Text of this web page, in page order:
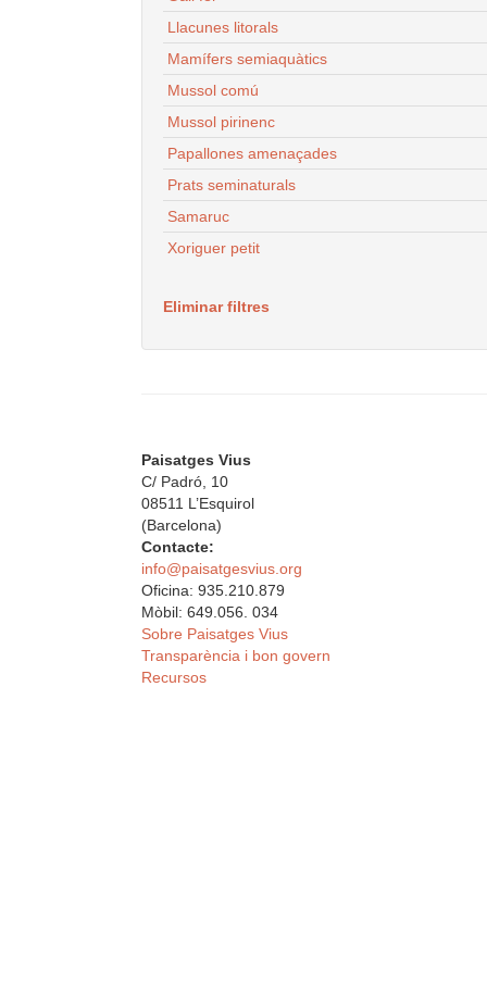
Llacunes litorals
Mamífers semiaquàtics
Mussol comú
Mussol pirinenc
Papallones amenaçades
Prats seminaturals
Samaruc
Xoriguer petit
Eliminar filtres
Paisatges Vius
C/ Padró, 10
08511 L’Esquirol
(Barcelona)
Contacte:
info@paisatgesvius.org
Oficina: 935.210.879
Mòbil: 649.056. 034
Sobre Paisatges Vius
Transparència i bon govern
Recursos